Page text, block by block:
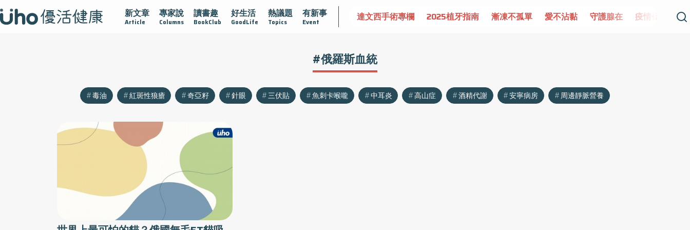
新文章
Article
專家說
Columns
讀書趣
BookClub
好生活
GoodLife
熱議題
Topics
有新事
Event
黏 守護腺在 疫情保衛戰 再生醫學 愛的未來視 認識攝護腺肥大 守護骨骼健康 達文西手術專欄 2025植牙指南 漸凍不孤單 愛不沾黏 守護腺在 疫情保衛戰
#俄羅斯血統
毒油 紅斑性狼瘡 奇亞籽 針眼 三伏貼 魚刺卡喉嚨 中耳炎 高山症 酒精代謝 安寧病房 周邊靜脈營養